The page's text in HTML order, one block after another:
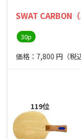
SWAT CARBON
30p
価格：7,800 円 （税
119位